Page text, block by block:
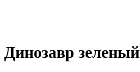
Динозавр зеленый